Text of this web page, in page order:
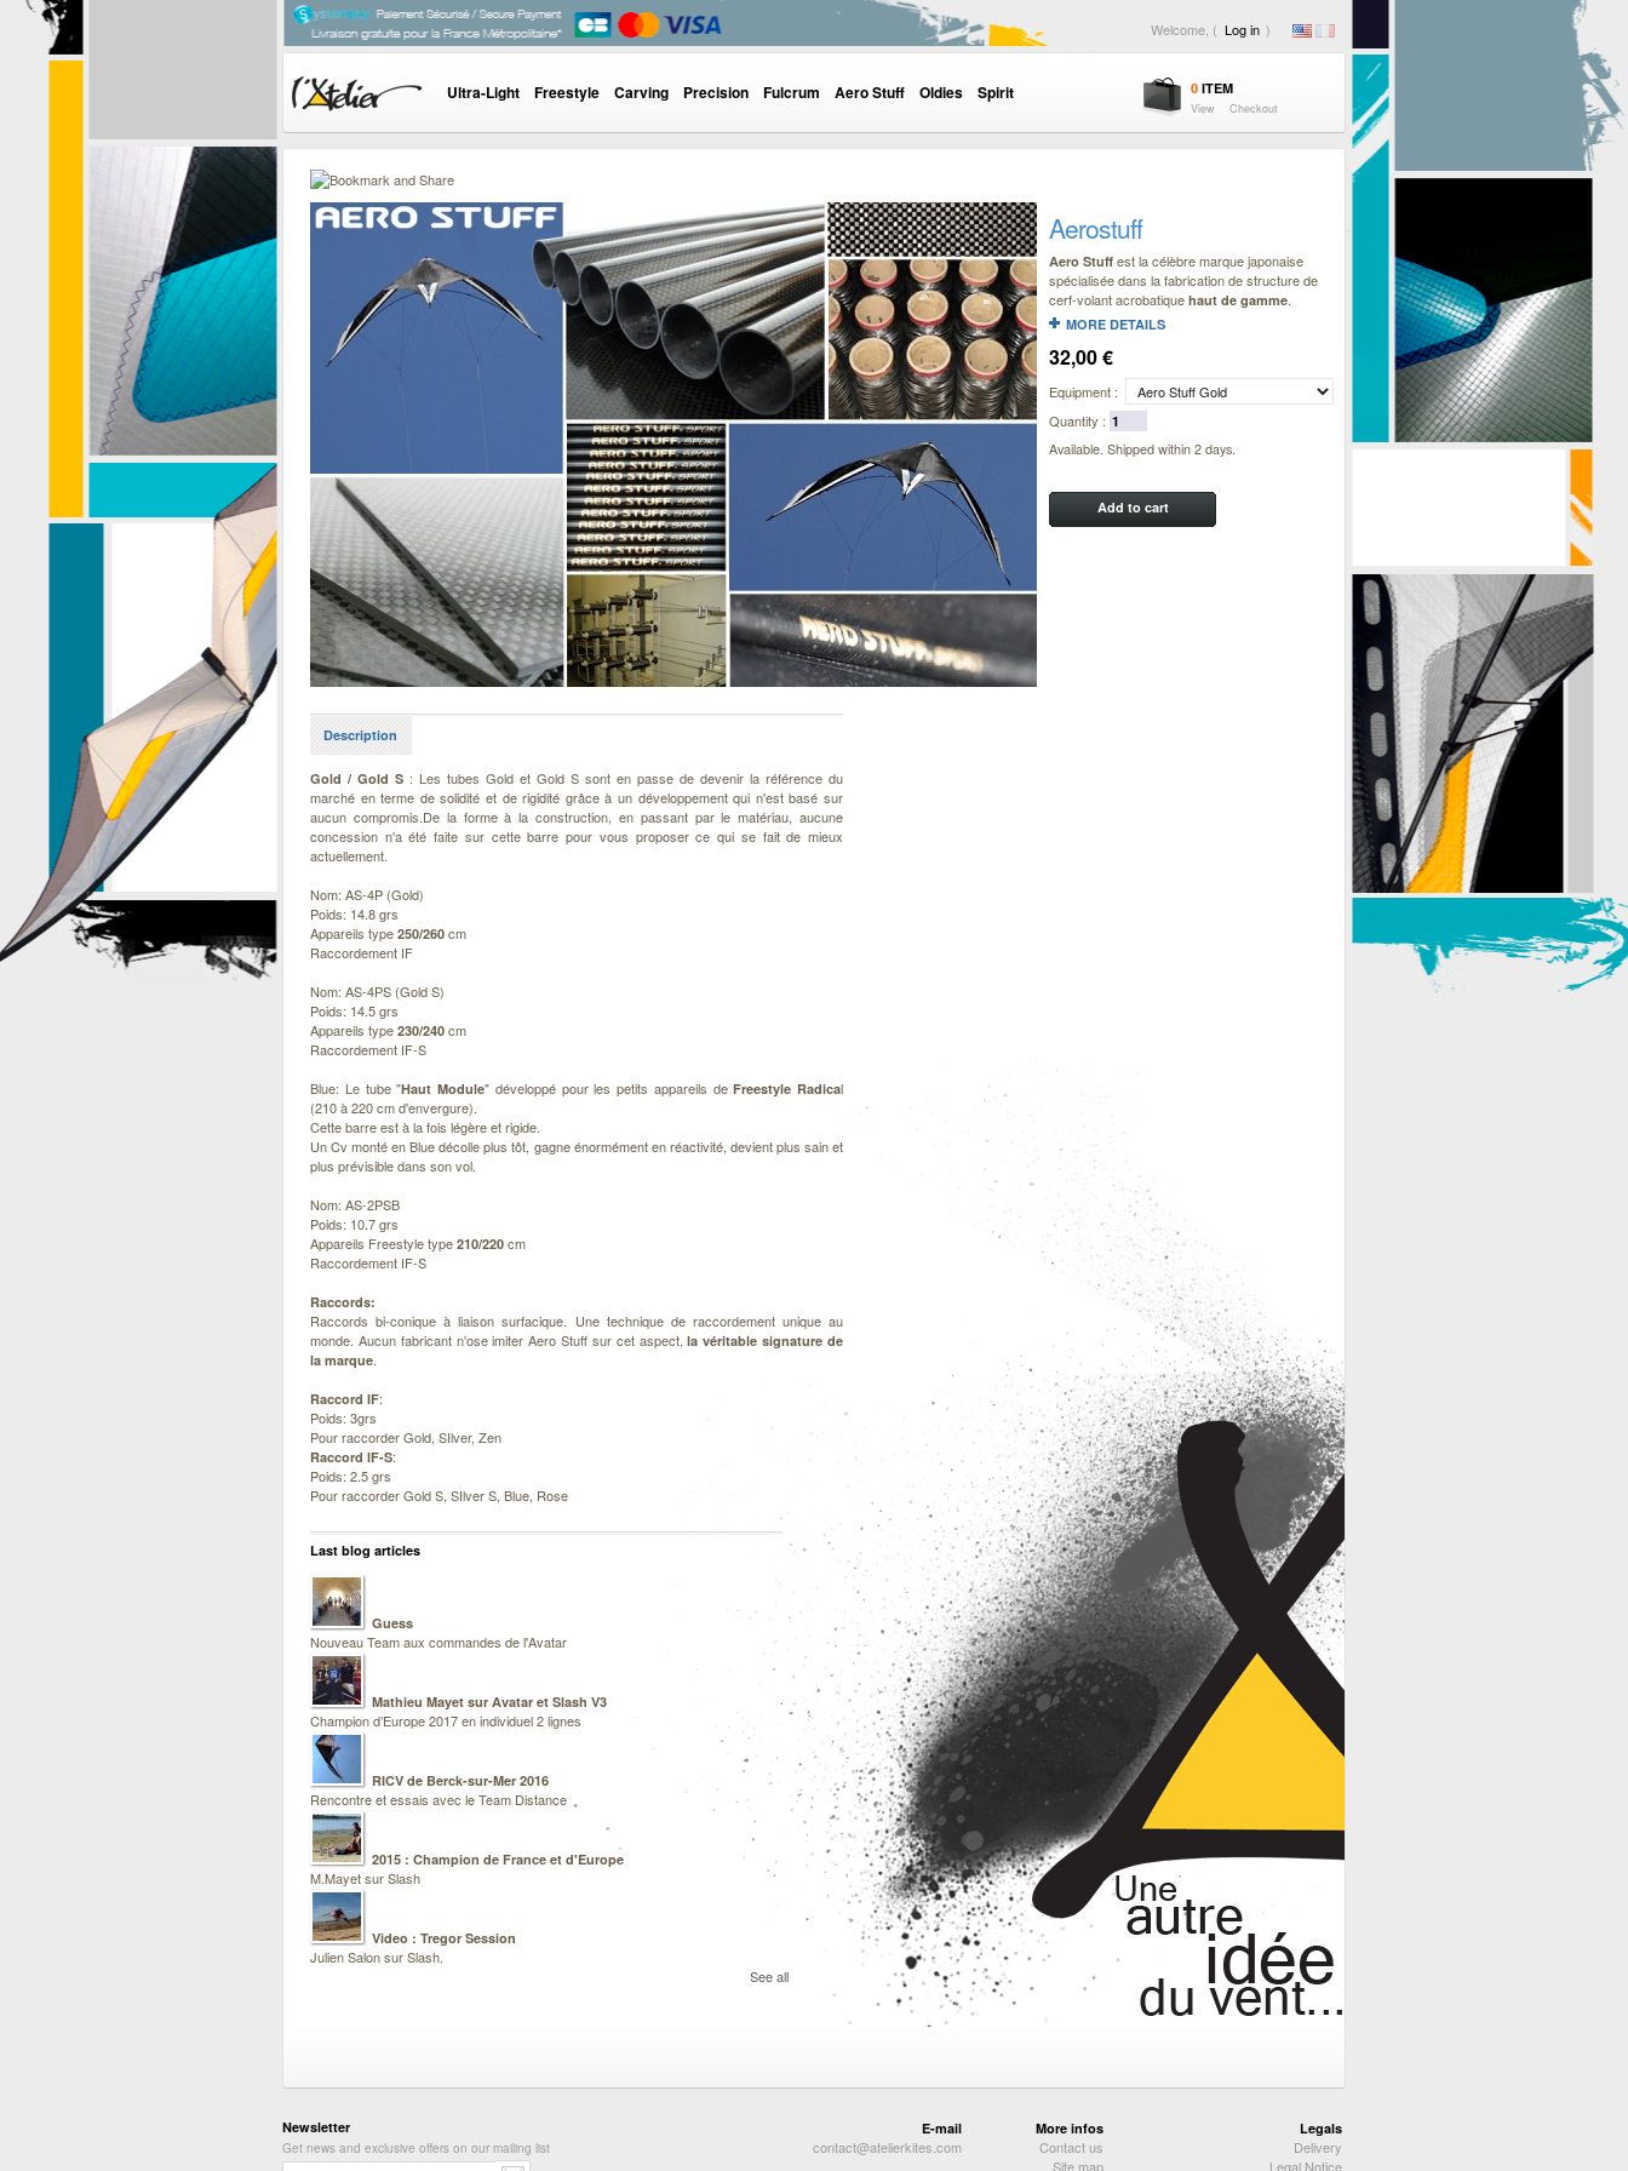
Welcome, ( Log in )
0 ITEM
View Checkout
Ultra-Light Freestyle Carving Precision Fulcrum Aero Stuff Oldies Spirit
Aerostuff
Aero Stuff est la célèbre marque japonaise
spécialisée dans la fabrication de structure de
cerf-volant acrobatique haut de gamme.
MORE DETAILS
32,00 €
Equipment :
Quantity :
Available. Shipped within 2 days.
Description
Gold / Gold S : Les tubes Gold et Gold S sont en passe de devenir la référence du
marché en terme de solidité et de rigidité grâce à un développement qui n'est basé sur
aucun compromis.De la forme à la construction, en passant par le matériau, aucune
concession n'a été faite sur cette barre pour vous proposer ce qui se fait de mieux
actuellement.
Nom: AS-4P (Gold)
Poids: 14.8 grs
Appareils type 250/260 cm
Raccordement IF
Nom: AS-4PS (Gold S)
Poids: 14.5 grs
Appareils type 230/240 cm
Raccordement IF-S
Blue: Le tube "Haut Module" développé pour les petits appareils deFreestyle Radical
(210 à 220 cm d'envergure).
Cette barre est à la fois légère et rigide.
Un Cv monté en Blue décolle plus tôt, gagne énormément en réactivité, devient plus sain et
plus prévisible dans son vol.
Nom: AS-2PSB
Poids: 10.7 grs
Appareils Freestyle type 210/220 cm
Raccordement IF-S
Raccords:
Raccords bi-conique à liaison surfacique. Une technique de raccordement unique au
monde. Aucun fabricant n'ose imiter Aero Stuff sur cet aspect,la véritable signature de
la marque.
Raccord IF:
Poids: 3grs
Pour raccorder Gold, SIlver, Zen
Raccord IF-S:
Poids: 2.5 grs
Pour raccorder Gold S, SIlver S, Blue, Rose
Last blog articles
Guess
Nouveau Team aux commandes de l'Avatar
Mathieu Mayet sur Avatar et Slash V3
Champion d’Europe 2017 en individuel 2 lignes
RICV de Berck-sur-Mer 2016
Rencontre et essais avec le Team Distance
2015 : Champion de France et d'Europe
M.Mayet sur Slash
Video : Tregor Session
Julien Salon sur Slash.
See all
Newsletter
Get news and exclusive offers on our mailing list
Legals
Delivery
Legal Notice
More infos
Contact us
Site map
E-mail
contact@atelierkites.com